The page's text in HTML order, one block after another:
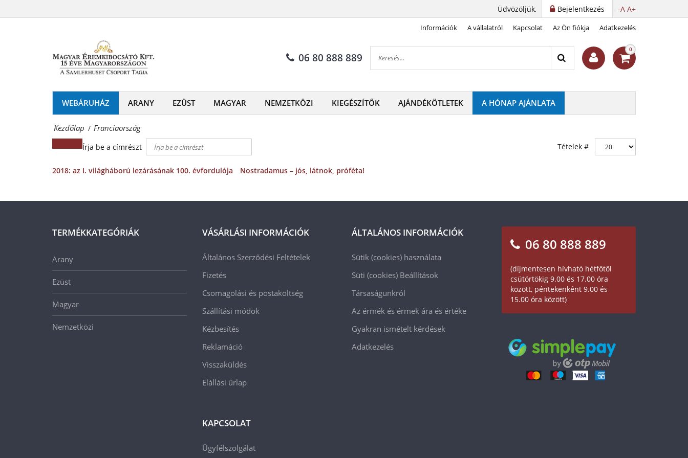
Éremkibocsátó
Kft.
Érmék
és
emlékérmek
hivatalos
forgalmazója!
-A A+
Bejelentkezés
Üdvözöljük,
Információk A vállalatról Kapcsolat Az Ön fiókja Adatkezelés
06 80 888 889
0
WEBÁRUHÁZ ARANY EZÜST MAGYAR NEMZETKÖZI KIEGÉSZÍTŐK AJÁNDÉKÖTLETEK A HÓNAP AJÁNLATA
Kezdőlap / Franciaország
Írja be a címrészt Tételek #
2018: az I. világháború lezárásának 100. évfordulója Nostradamus – jós, látnok, próféta!
TERMÉKKATEGÓRIÁK
Arany
Ezüst
Magyar
Nemzetközi
VÁSÁRLÁSI INFORMÁCIÓK
Általános Szerződési Feltételek
Fizetés
Csomagolási és postaköltség
Szállítási módok
Kézbesítés
Reklamáció
Visszaküldés
Elállási űrlap
KAPCSOLAT
Ügyfélszolgálat
ÁLTALÁNOS INFORMÁCIÓK
Sütik (cookies) használata
Süti (cookies) Beállítások
Társaságunkról
Az érmék és érmek ára és értéke
Gyakran ismételt kérdések
Adatkezelés
06 80 888 889
(díjmentesen hívható hétfőtől
csütörtökig 9.00 és 17.00 óra
között, péntekenként 9.00 és
15.00 óra között)
forgalmazója!